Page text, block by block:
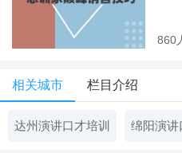
860
相关城市 栏目介绍
达州演讲口才培训 绵阳演讲